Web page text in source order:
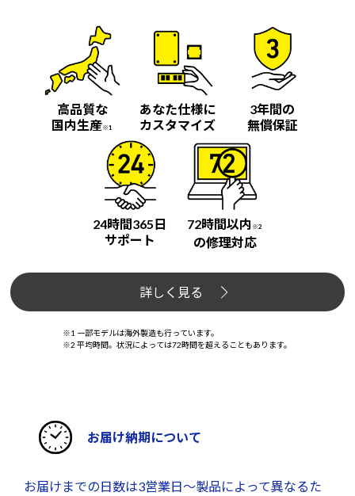
高品質な
国内生産※1
あなた仕様に
カスタマイズ
3年間の
無償保証
24時間365日
サポート
72時間以内 ※2
の修理対応
詳しく見る
※1 一部モデルは海外製造も行っています。
※2 平均時間。状況によっては72時間を超えることもあります。
お届け納期について
お届けまでの日数は3営業日～製品によって異なるた